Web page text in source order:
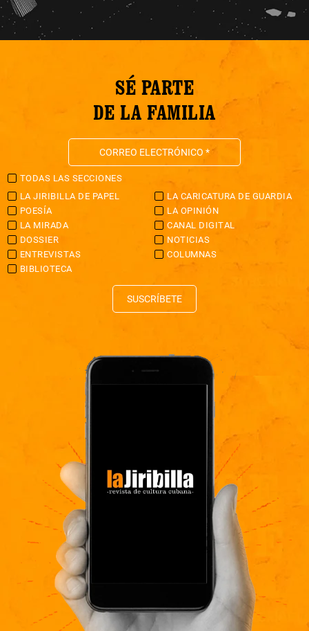
SÉ PARTE
DE LA FAMILIA
TODAS LAS SECCIONES
LA JIRIBILLA DE PAPEL
LA CARICATURA DE GUARDIA
POESÍA
LA OPINIÓN
LA MIRADA
CANAL DIGITAL
DOSSIER
NOTICIAS
ENTREVISTAS
COLUMNAS
BIBLIOTECA
SUSCRÍBETE